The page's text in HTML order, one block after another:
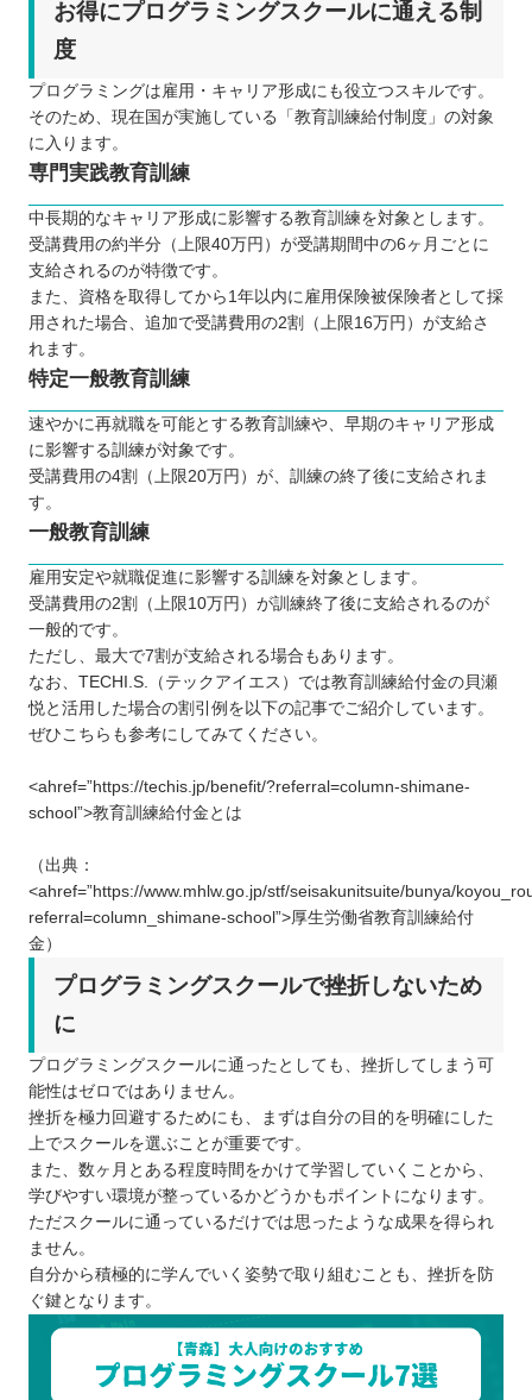
お得にプログラミングスクールに通える制
度
プログラミングは雇用・キャリア形成にも役立つスキルです。
そのため、現在国が実施している「教育訓練給付制度」の対象
に入ります。
専門実践教育訓練
中長期的なキャリア形成に影響する教育訓練を対象とします。
受講費用の約半分（上限40万円）が受講期間中の6ヶ月ごとに
支給されるのが特徴です。
また、資格を取得してから1年以内に雇用保険被保険者として採
用された場合、追加で受講費用の2割（上限16万円）が支給さ
れます。
特定一般教育訓練
速やかに再就職を可能とする教育訓練や、早期のキャリア形成
に影響する訓練が対象です。
受講費用の4割（上限20万円）が、訓練の終了後に支給されま
す。
一般教育訓練
雇用安定や就職促進に影響する訓練を対象とします。
受講費用の2割（上限10万円）が訓練終了後に支給されるのが
一般的です。
ただし、最大で7割が支給される場合もあります。
なお、TECHI.S.（テックアイエス）では教育訓練給付金の貝瀬
悦と活用した場合の割引例を以下の記事でご紹介しています。
ぜひこちらも参考にしてみてください。
<ahref=”https://techis.jp/benefit/?referral=column-shimane-
school”>教育訓練給付金とは
（出典：
<ahref=”https://www.mhlw.go.jp/stf/seisakunitsuite/bunya/
referral=column_shimane-school”>厚生労働省教育訓練給付
金）
プログラミングスクールで挫折しないため
に
プログラミングスクールに通ったとしても、挫折してしまう可
能性はゼロではありません。
挫折を極力回避するためにも、まずは自分の目的を明確にした
上でスクールを選ぶことが重要です。
また、数ヶ月とある程度時間をかけて学習していくことから、
学びやすい環境が整っているかどうかもポイントになります。
ただスクールに通っているだけでは思ったような成果を得られ
ません。
自分から積極的に学んでいく姿勢で取り組むことも、挫折を防
ぐ鍵となります。